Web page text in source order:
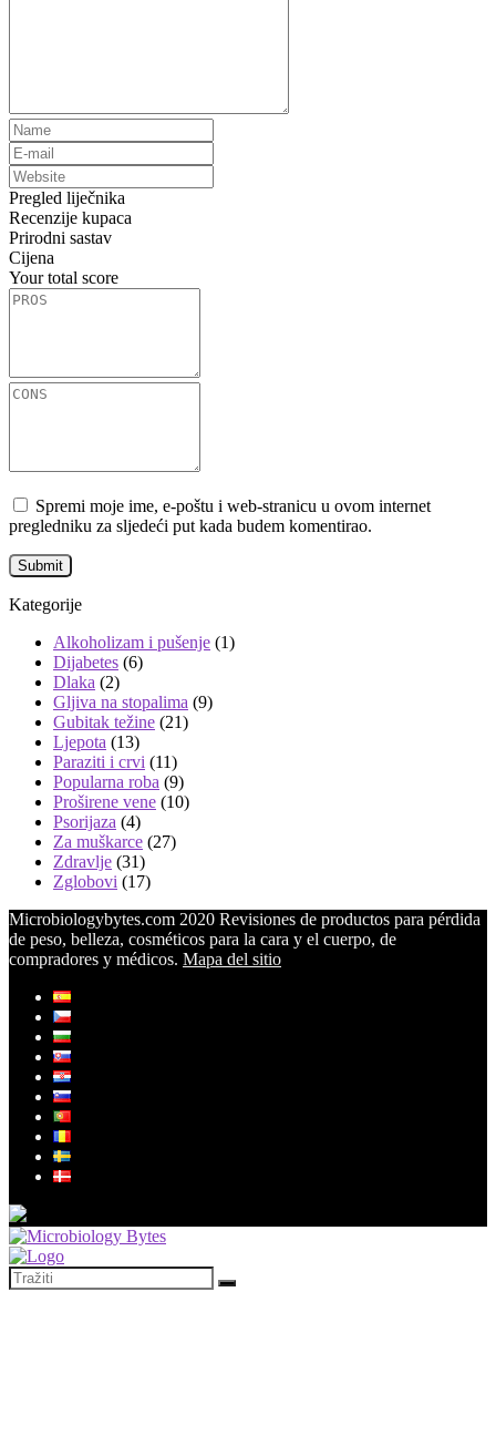
Pregled liječnika
Recenzije kupaca
Prirodni sastav
Cijena
Your total score
Spremi moje ime, e-poštu i web-stranicu u ovom internet
pregledniku za sljedeći put kada budem komentirao.
Kategorije
Alkoholizam i pušenje (1)
Dijabetes (6)
Dlaka (2)
Gljiva na stopalima (9)
Gubitak težine (21)
Ljepota (13)
Paraziti i crvi (11)
Popularna roba (9)
Proširene vene (10)
Psorijaza (4)
Za muškarce (27)
Zdravlje (31)
Zglobovi (17)
Microbiologybytes.com 2020 Revisiones de productos para pérdida
de peso, belleza, cosméticos para la cara y el cuerpo, de
compradores y médicos. Mapa del sitio